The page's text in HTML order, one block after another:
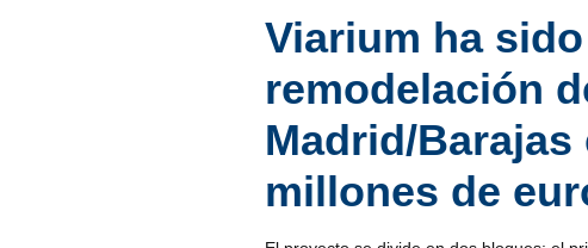
Viarium ha
remodelación
Madrid/
millones de